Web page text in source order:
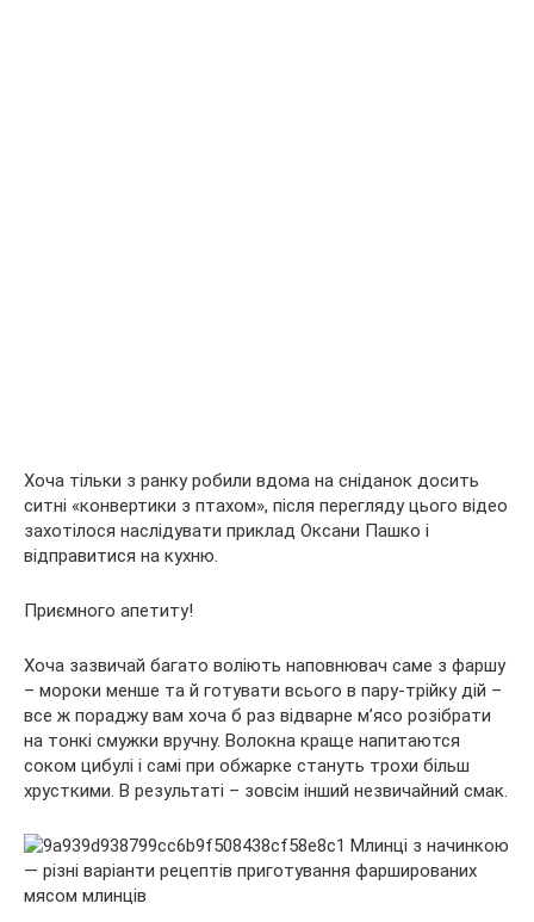
Хоча тільки з ранку робили вдома на сніданок досить
ситні «конвертики з птахом», після перегляду цього відео
захотілося наслідувати приклад Оксани Пашко і
відправитися на кухню.
Приємного апетиту!
Хоча зазвичай багато воліють наповнювач саме з фаршу
– мороки менше та й готувати всього в пару-трійку дій –
все ж пораджу вам хоча б раз відварне м’ясо розібрати
на тонкі смужки вручну. Волокна краще напитаются
соком цибулі і самі при обжарке стануть трохи більш
хрусткими. В результаті – зовсім інший незвичайний смак.